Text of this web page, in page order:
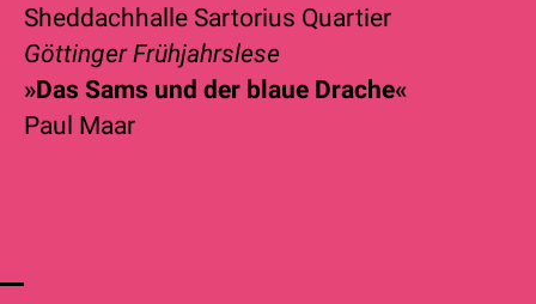
Sheddachhalle Sartorius Quartier
Göttinger Frühjahrslese
»Das Sams und der blaue Drache«
Paul Maar